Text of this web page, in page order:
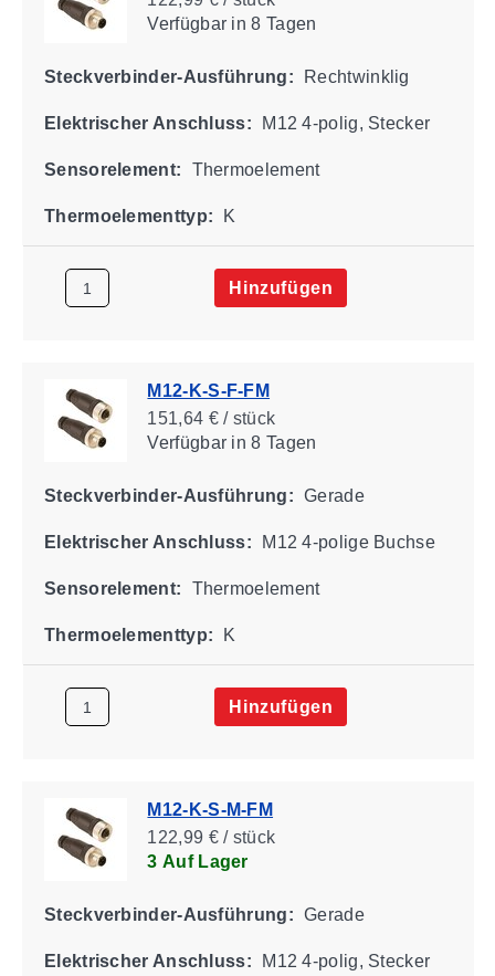
Verfügbarin 8 Tagen
Steckverbinder-Ausführung: Rechtwinklig
Elektrischer Anschluss: M12 4-polig, Stecker
Sensorelement: Thermoelement
Thermoelementtyp: K
Hinzufügen
M12-K-S-F-FM
151,64 € / stück
Verfügbarin 8 Tagen
Steckverbinder-Ausführung: Gerade
Elektrischer Anschluss: M12 4-polige Buchse
Sensorelement: Thermoelement
Thermoelementtyp: K
Hinzufügen
M12-K-S-M-FM
122,99 € / stück
3 Auf Lager
Steckverbinder-Ausführung: Gerade
Elektrischer Anschluss: M12 4-polig, Stecker